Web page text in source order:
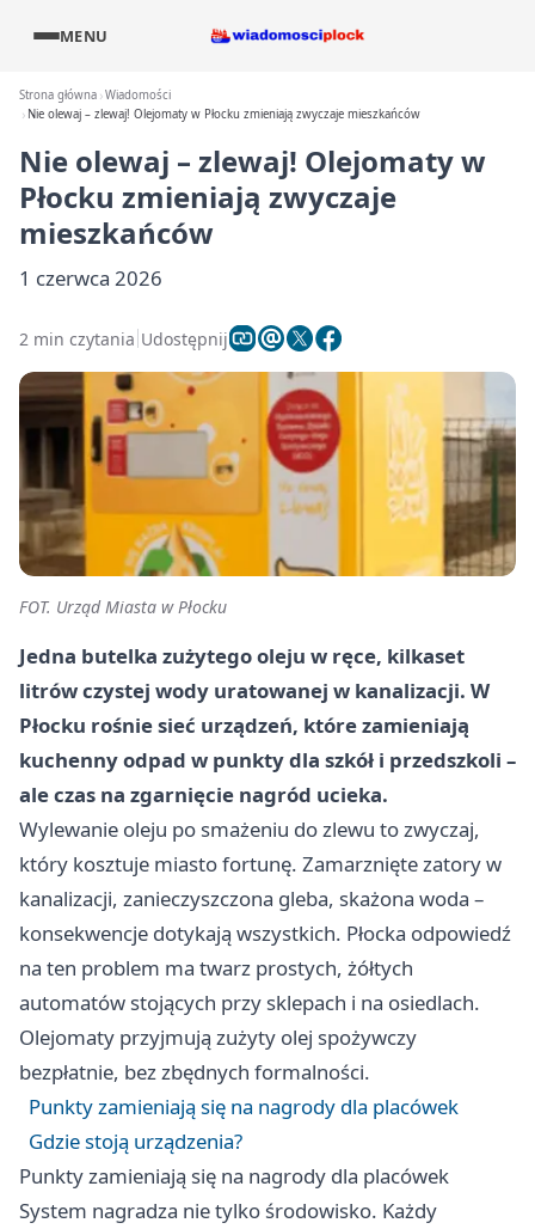
MENU
Strona główna Wiadomości
Nie olewaj – zlewaj! Olejomaty w Płocku zmieniają zwyczaje mieszkańców
Nie olewaj – zlewaj! Olejomaty w
Płocku zmieniają zwyczaje
mieszkańców
1 czerwca 2026
2 min czytania Udostępnij
FOT. Urząd Miasta w Płocku
Jedna butelka zużytego oleju w ręce, kilkaset
litrów czystej wody uratowanej w kanalizacji. W
Płocku rośnie sieć urządzeń, które zamieniają
kuchenny odpad w punkty dla szkół i przedszkoli –
ale czas na zgarnięcie nagród ucieka.
Wylewanie oleju po smażeniu do zlewu to zwyczaj,
który kosztuje miasto fortunę. Zamarznięte zatory w
kanalizacji, zanieczyszczona gleba, skażona woda –
konsekwencje dotykają wszystkich. Płocka odpowiedź
na ten problem ma twarz prostych, żółtych
automatów stojących przy sklepach i na osiedlach.
Olejomaty przyjmują zużyty olej spożywczy
bezpłatnie, bez zbędnych formalności.
Punkty zamieniają się na nagrody dla placówek
Gdzie stoją urządzenia?
Punkty zamieniają się na nagrody dla placówek
System nagradza nie tylko środowisko. Każdy